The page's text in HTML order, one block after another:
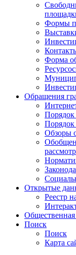
Формы
Форма
Обращения
Порядок
Порядок
Обзоры
Открытые
Реестр
Поиск
Поиск
Карта